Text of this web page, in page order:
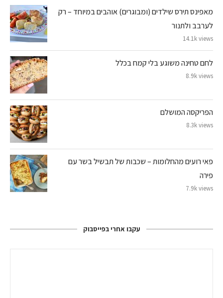
מאפינס תירס שילדים (ומבוגרים) אוהבים במיוחד – רק
לערבב ולתנור
14.1k views
לחם טחינה משוגע בלי קמח בכלל
8.9k views
הפריקסה המושלם
8.3k views
פאי רועים מהחלומות – שכבות של תבשיל בשר עם
פירה
7.9k views
עקבו אחרי בפייסבוק